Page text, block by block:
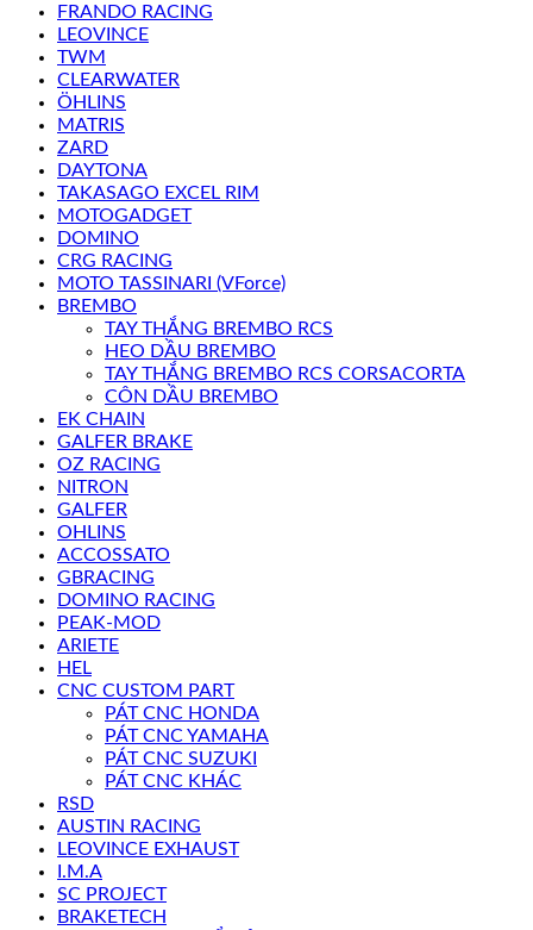
FRANDO RACING
LEOVINCE
TWM
CLEARWATER
ÖHLINS
MATRIS
ZARD
DAYTONA
TAKASAGO EXCEL RIM
MOTOGADGET
DOMINO
CRG RACING
MOTO TASSINARI (VForce)
BREMBO
TAY THẮNG BREMBO RCS
HEO DẦU BREMBO
TAY THẮNG BREMBO RCS CORSACORTA
CÔN DẦU BREMBO
EK CHAIN
GALFER BRAKE
OZ RACING
NITRON
GALFER
OHLINS
ACCOSSATO
GBRACING
DOMINO RACING
PEAK-MOD
ARIETE
HEL
CNC CUSTOM PART
PÁT CNC HONDA
PÁT CNC YAMAHA
PÁT CNC SUZUKI
PÁT CNC KHÁC
RSD
AUSTIN RACING
LEOVINCE EXHAUST
I.M.A
SC PROJECT
BRAKETECH